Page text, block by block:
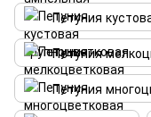
Петуния
Петуния
Петуния